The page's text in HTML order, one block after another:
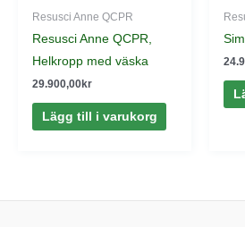
Resusci Anne QCPR
Resusci Anne QCPR,
Helkropp med väska
29.900,00kr
Lägg till i varukorg